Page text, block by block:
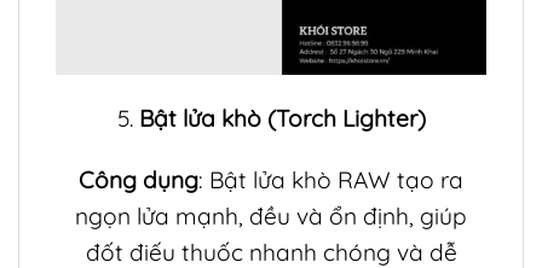
5. Bật lửa khò (Torch Lighter)
Công dụng: Bật lửa khò RAW tạo ra
ngọn lửa mạnh, đều và ổn định, giúp
đốt điếu thuốc nhanh chóng và dễ